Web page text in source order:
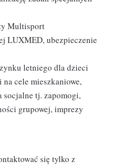
Multisport
LUXMED, ubezpieczenie
letniego dla dzieci
cele mieszkaniowe,
socjalne tj. zapomogi,
grupowej, imprezy
się tylko z